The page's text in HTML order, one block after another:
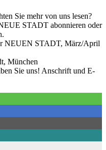
Sie mehr von uns lesen?
STADT abonnieren oder
NEUEN STADT, März/April
München
Sie uns! Anschrift und E-